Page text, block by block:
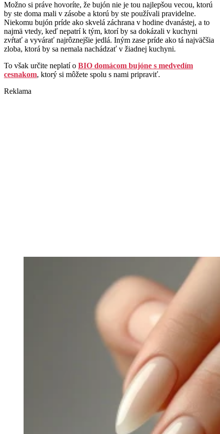
Možno si práve hovoríte, že bujón nie je tou najlepšou vecou, ktorú
by ste doma mali v zásobe a ktorú by ste používali pravidelne.
Niekomu bujón príde ako skvelá záchrana v hodine dvanástej, a to
najmä vtedy, keď nepatrí k tým, ktorí by sa dokázali v kuchyni
zvŕtať a vyvárať najrôznejšie jedlá. Iným zase príde ako tá najväčšia
zloba, ktorá by sa nemala nachádzať v žiadnej kuchyni.
To však určite neplatí o BIO domácom bujóne s medvedím
cesnakom, ktorý si môžete spolu s nami pripraviť.
Reklama